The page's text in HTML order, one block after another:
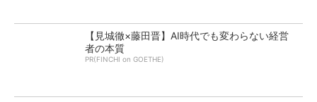
【見城徹×藤田晋】AI時代でも変わらない経営
者の本質
PR(FINCHI on GOETHE)